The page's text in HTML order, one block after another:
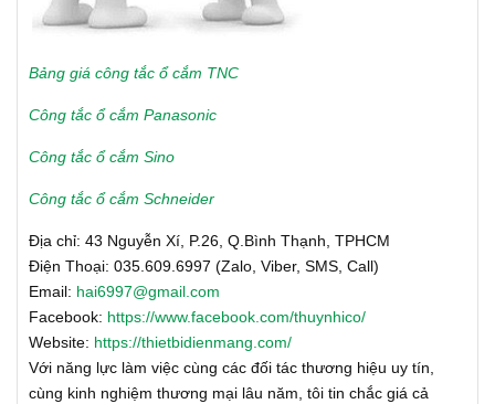
Bảng giá công tắc ổ cắm TNC
Công tắc ổ cắm Panasonic
Công tắc ổ cắm Sino
Công tắc ổ cắm Schneider
Địa chỉ: 43 Nguyễn Xí, P.26, Q.Bình Thạnh, TPHCM
Điện Thoại: 035.609.6997 (Zalo, Viber, SMS, Call)
Email: hai6997@gmail.com
Facebook: https://www.facebook.com/thuynhico/
Website: https://thietbidienmang.com/
Với năng lực làm việc cùng các đối tác thương hiệu uy tín,
cùng kinh nghiệm thương mại lâu năm, tôi tin chắc giá cả